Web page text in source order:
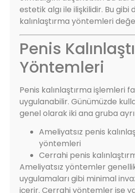
estetik algı ile ilişkilidir. Bu
kalınlaştırma yöntemleri
Penis
Yöntemleri
Penis kalınlaştırma işlemleri
uygulanabilir. Günümüzde
genel olarak iki ana gruba
Ameliyatsız penis
yöntemleri
Cerrahi penis
Ameliyatsız yöntemler
uygulamaları gibi minimal
içerir. Cerrahi yöntemler ise